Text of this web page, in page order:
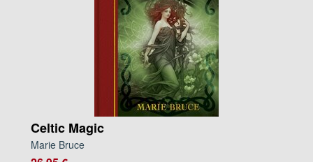
Celtic Magic
Marie Bruce